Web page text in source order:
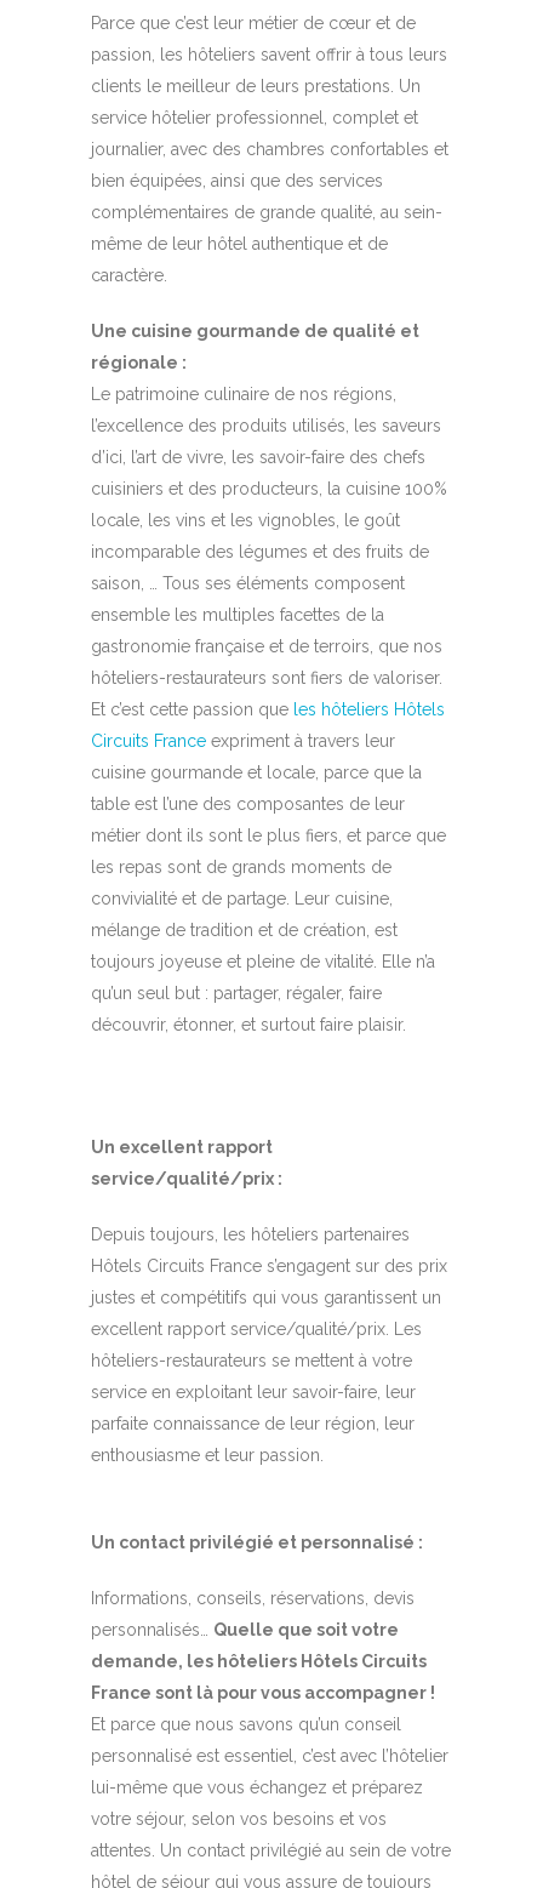
Parce que c’est leur métier de cœur et de
passion, les hôteliers savent offrir à tous leurs
clients le meilleur de leurs prestations. Un
service hôtelier professionnel, complet et
journalier, avec des chambres confortables et
bien équipées, ainsi que des services
complémentaires de grande qualité, au sein-
même de leur hôtel authentique et de
caractère.
Une cuisine gourmande de qualité et
régionale :
Le patrimoine culinaire de nos régions,
l’excellence des produits utilisés, les saveurs
d’ici, l’art de vivre, les savoir-faire des chefs
cuisiniers et des producteurs, la cuisine 100%
locale, les vins et les vignobles, le goût
incomparable des légumes et des fruits de
saison, … Tous ses éléments composent
ensemble les multiples facettes de la
gastronomie française et de terroirs, que nos
hôteliers-restaurateurs sont fiers de valoriser.
Et c’est cette passion que les hôteliers Hôtels
Circuits France expriment à travers leur
cuisine gourmande et locale, parce que la
table est l’une des composantes de leur
métier dont ils sont le plus fiers, et parce que
les repas sont de grands moments de
convivialité et de partage. Leur cuisine,
mélange de tradition et de création, est
toujours joyeuse et pleine de vitalité. Elle n’a
qu’un seul but : partager, régaler, faire
découvrir, étonner, et surtout faire plaisir.
Un excellent rapport
service/qualité/prix :
Depuis toujours, les hôteliers partenaires
Hôtels Circuits France s’engagent sur des prix
justes et compétitifs qui vous garantissent un
excellent rapport service/qualité/prix. Les
hôteliers-restaurateurs se mettent à votre
service en exploitant leur savoir-faire, leur
parfaite connaissance de leur région, leur
enthousiasme et leur passion.
Un contact privilégié et personnalisé :
Informations, conseils, réservations, devis
personnalisés… Quelle que soit votre
demande, les hôteliers Hôtels Circuits
France sont là pour vous accompagner !
Et parce que nous savons qu’un conseil
personnalisé est essentiel, c’est avec l’hôtelier
lui-même que vous échangez et préparez
votre séjour, selon vos besoins et vos
attentes. Un contact privilégié au sein de votre
hôtel de séjour qui vous assure de toujours